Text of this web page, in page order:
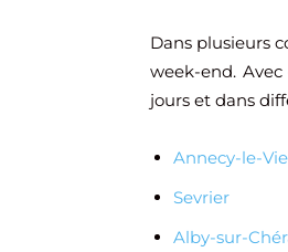
Dans plusieurs
week-end.
jours et dans
Annecy-le-
Sevrier
Alby-sur-